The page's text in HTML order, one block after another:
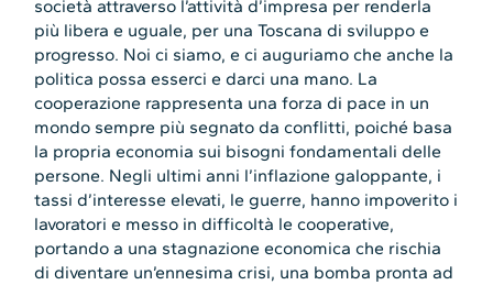
società attraverso l’attività d’impresa per renderla
più libera e uguale, per una Toscana di sviluppo e
progresso. Noi ci siamo, e ci auguriamo che anche la
politica possa esserci e darci una mano. La
cooperazione rappresenta una forza di pace in un
mondo sempre più segnato da conflitti, poiché basa
la propria economia sui bisogni fondamentali delle
persone. Negli ultimi anni l’inflazione galoppante, i
tassi d’interesse elevati, le guerre, hanno impoverito i
lavoratori e messo in difficoltà le cooperative,
portando a una stagnazione economica che rischia
di diventare un’ennesima crisi, una bomba pronta ad